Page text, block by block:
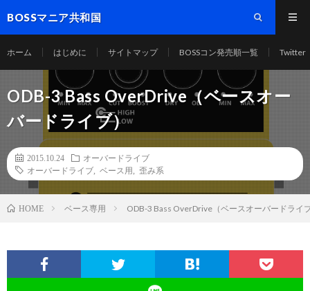
BOSSマニア共和国
ホーム はじめに サイトマップ BOSSコン発売順一覧 Twitter
ODB-3 Bass OverDrive（ベースオー
バードライブ）
2015.10.24
オーバードライブ
オーバードライブ
ベース用 歪み系
HOME ベース専用 ODB-3 Bass OverDrive（ベースオーバードライ